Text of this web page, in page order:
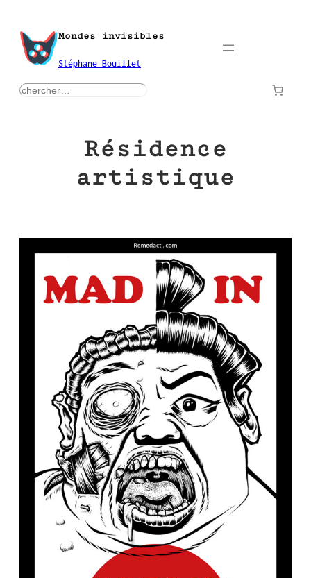
contenu
Mondes invisibles
Stéphane Bouillet
rechercher
Résidence
artistique